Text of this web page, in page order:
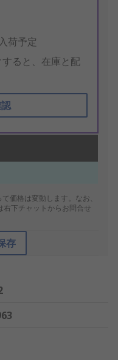
荷予定
すると、在庫と配
価格は変動します。なお、
下チャットからお問合せ
存